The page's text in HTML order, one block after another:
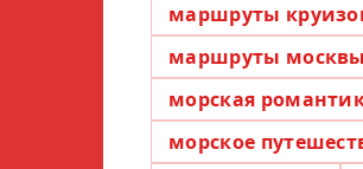
маршруты
маршруты москвы
морская
морское